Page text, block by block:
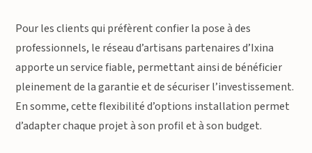
Pour les clients qui préfèrent confier la pose à des
professionnels, le réseau d’artisans partenaires d’Ixina
apporte un service fiable, permettant ainsi de bénéficier
pleinement de la garantie et de sécuriser l’investissement.
En somme, cette flexibilité d’options installation permet
d’adapter chaque projet à son profil et à son budget.